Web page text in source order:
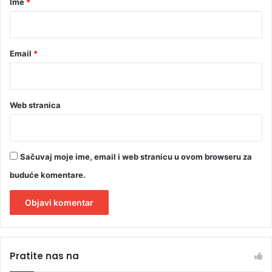
Email *
Web stranica
Sačuvaj moje ime, email i web stranicu u ovom browseru za
buduće komentare.
tPratite nas na